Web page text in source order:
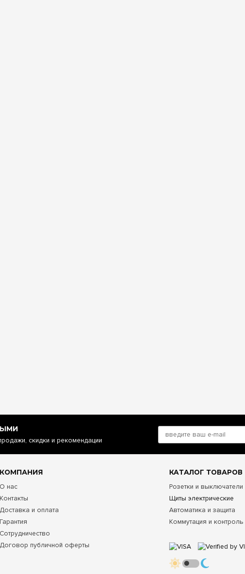
скидки и рекомендации
КОМПАНИЯ
О нас
Контакты
Доставка и оплата
Гарантия
Сотрудничество
Договор публичной оферты
КАТАЛОГ ТОВАРОВ
Розетки и выключатели
Щиты электрические
Автоматика и защита
Коммутация и контроль